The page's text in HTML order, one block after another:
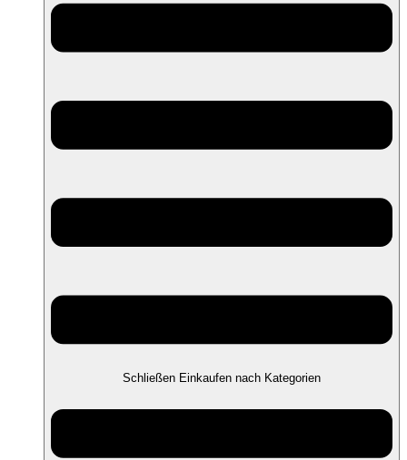
Schließen Einkaufen nach Kategorien